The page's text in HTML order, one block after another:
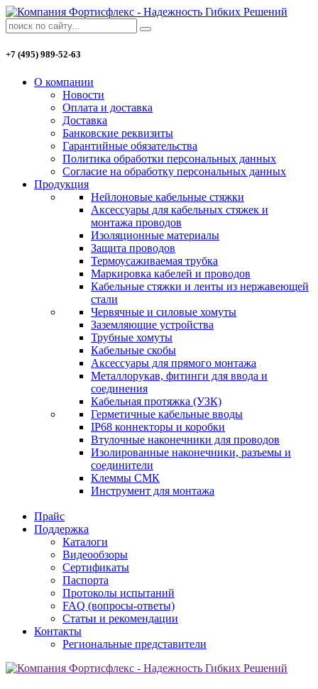
+7 (495) 989-52-63
О компании
Новости
Оплата и доставка
Доставка
Банковские реквизиты
Гарантийные обязательства
Политика обработки персональных данных
Согласие на обработку персональных данных
Продукция
Нейлоновые кабельные стяжки
Аксессуары для кабельных стяжек и
монтажа проводов
Изоляционные материалы
Защита проводов
Термоусаживаемая трубка
Маркировка кабелей и проводов
Кабельные стяжки и ленты из нержавеющей
стали
Червячные и силовые хомуты
Заземляющие устройства
Трубные хомуты
Кабельные скобы
Аксессуары для прямого монтажа
Металлорукав, фитинги для ввода и
соединения
Кабельная протяжка (УЗК)
Герметичные кабельные вводы
IP68 коннекторы и коробки
Втулочные наконечники для проводов
Изолированные наконечники, разъемы и
соединители
Клеммы СМК
Инструмент для монтажа
Прайс
Поддержка
Каталоги
Видеообзоры
Сертификаты
Паспорта
Протоколы испытаний
FAQ (вопросы-ответы)
Статьи и рекомендации
Контакты
Региональные представители